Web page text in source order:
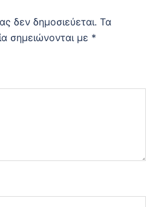
δεν δημοσιεύεται. Τα
σημειώνονται με *